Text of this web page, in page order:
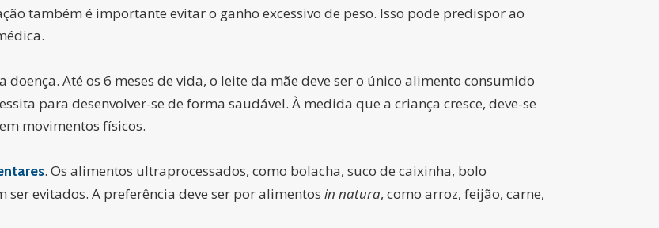
também é importante evitar o ganho excessivo de peso. Isso pode predispor ao
Até os 6 meses de vida, o leite da mãe deve ser o único alimento consumido
para desenvolver-se de forma saudável. À medida que a criança cresce, deve-se
movimentos físicos.
. Os alimentos ultraprocessados, como bolacha, suco de caixinha, bolo
evitados. A preferência deve ser por alimentos in natura, como arroz, feijão, carne,